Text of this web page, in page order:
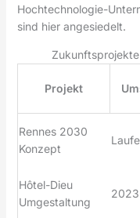
Hochtechnologie-
sind hier angesiedelt.
Projekt
Rennes 2030
Konzept
Hôtel-Dieu
Umgestaltung